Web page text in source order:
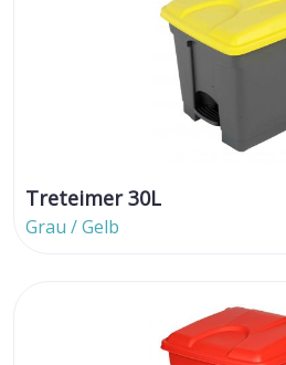
Treteimer 30L
Grau / Gelb